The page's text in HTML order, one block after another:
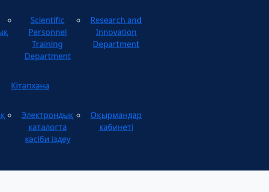
Scientific
Personnel
Training
Department
Research and
Innovation
Department
Кітапхана
Электрондық
каталогта
кәсіби іздеу
Оқырмандар
кабинеті